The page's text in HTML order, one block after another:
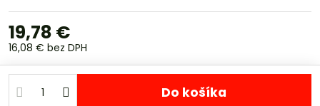
19,78 €
16,08 € bez DPH
Do košíka